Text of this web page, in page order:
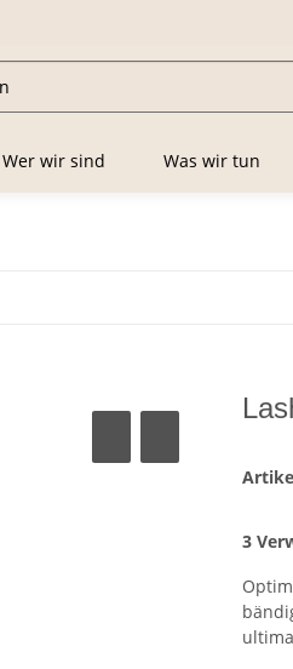
Wer wir sind Was wir tun
3